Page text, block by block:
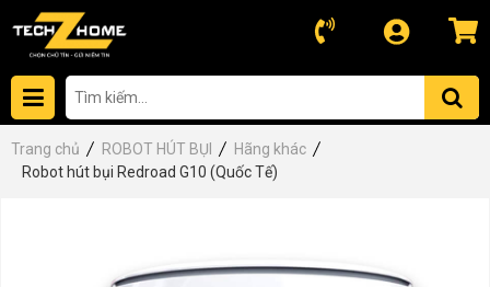
Trang chủ ROBOT HÚT BỤI
Hãng khác
Robot hút bụi Redroad G10 (Quốc Tế)